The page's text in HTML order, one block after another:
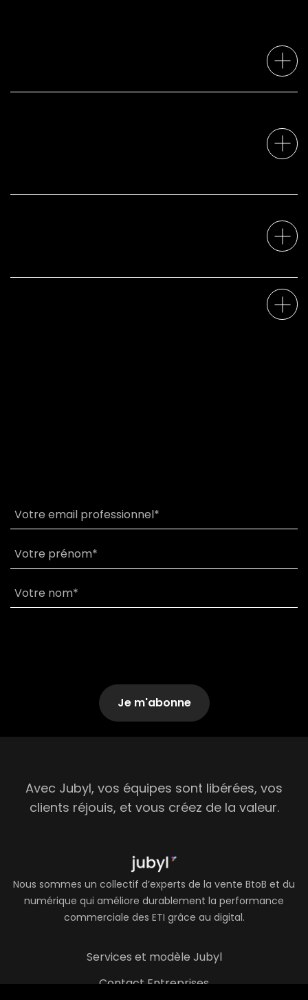
Avec Jubyl, vos équipes sont libérées, vos
clients réjouis, et vous créez de la valeur.
Nous sommes un collectif d’experts de la vente BtoB et du
numérique qui améliore durablement la performance
commerciale des ETI grâce au digital.
Services et modèle Jubyl
Contact Entreprises